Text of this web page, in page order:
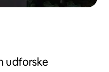
udforske